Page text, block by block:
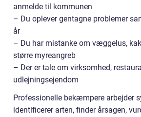
anmelde til kommunen
– Du oplever gentagne problemer
år
– Du har mistanke om væggelus,
større myreangreb
– Der er tale om virksomhed,
udlejningsejendom
Professionelle bekæmpere arbejder
identificerer arten, finder årsagen,